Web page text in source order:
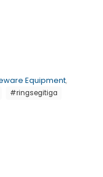
Equipment,
#ringsegitiga